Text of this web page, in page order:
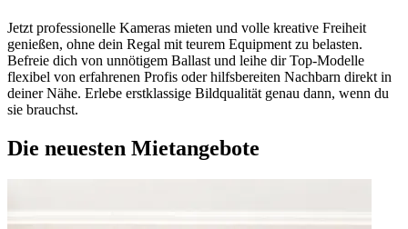
Jetzt professionelle Kameras mieten und volle kreative Freiheit
genießen, ohne dein Regal mit teurem Equipment zu belasten.
Befreie dich von unnötigem Ballast und leihe dir Top-Modelle
flexibel von erfahrenen Profis oder hilfsbereiten Nachbarn direkt in
deiner Nähe. Erlebe erstklassige Bildqualität genau dann, wenn du
sie brauchst.
Die neuesten Mietangebote